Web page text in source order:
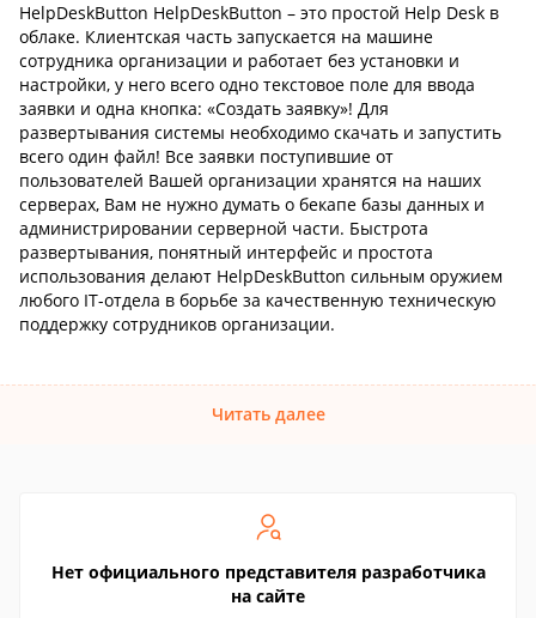
HelpDeskButton HelpDeskButton – это простой Help Desk в
облаке. Клиентская часть запускается на машине
сотрудника организации и работает без установки и
настройки, у него всего одно текстовое поле для ввода
заявки и одна кнопка: «Создать заявку»! Для
развертывания системы необходимо скачать и запустить
всего один файл! Все заявки поступившие от
пользователей Вашей организации хранятся на наших
серверах, Вам не нужно думать о бекапе базы данных и
администрировании серверной части. Быстрота
развертывания, понятный интерфейс и простота
использования делают HelpDeskButton сильным оружием
любого IT-отдела в борьбе за качественную техническую
поддержку сотрудников организации.
Читать далее
Нет официального представителя разработчика
на сайте